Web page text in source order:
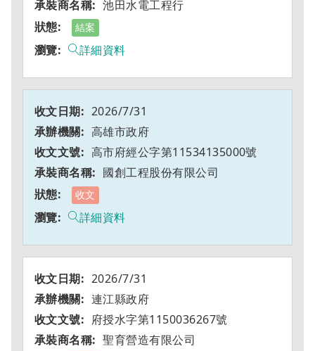
池田水電工程行
結案
詳細資料
2026/7/31
高雄市政府
高市府經公字第11534135000號
國創工程股份有限公司
收文
詳細資料
2026/7/31
連江縣政府
府授水字第1150036267號
聖育營造有限公司